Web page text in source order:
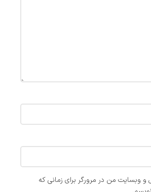
و وبسایت من در مرورگر برای زمانی که